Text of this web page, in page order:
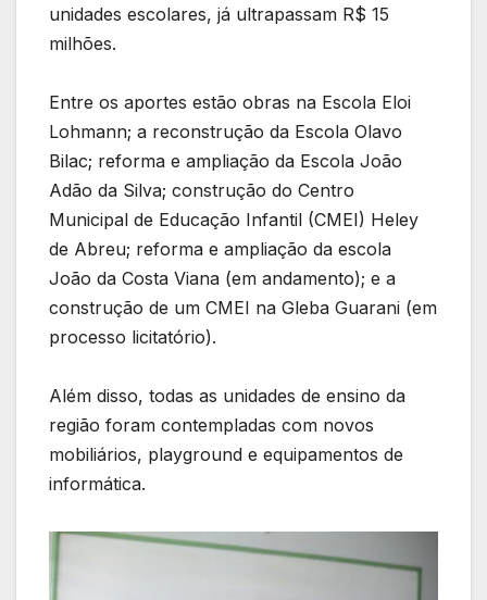
unidades escolares, já ultrapassam R$ 15
milhões.
Entre os aportes estão obras na Escola Eloi
Lohmann; a reconstrução da Escola Olavo
Bilac; reforma e ampliação da Escola João
Adão da Silva; construção do Centro
Municipal de Educação Infantil (CMEI) Heley
de Abreu; reforma e ampliação da escola
João da Costa Viana (em andamento); e a
construção de um CMEI na Gleba Guarani (em
processo licitatório).
Além disso, todas as unidades de ensino da
região foram contempladas com novos
mobiliários, playground e equipamentos de
informática.